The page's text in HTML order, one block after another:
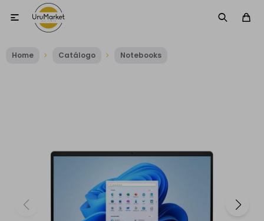

Home Catálogo Notebooks